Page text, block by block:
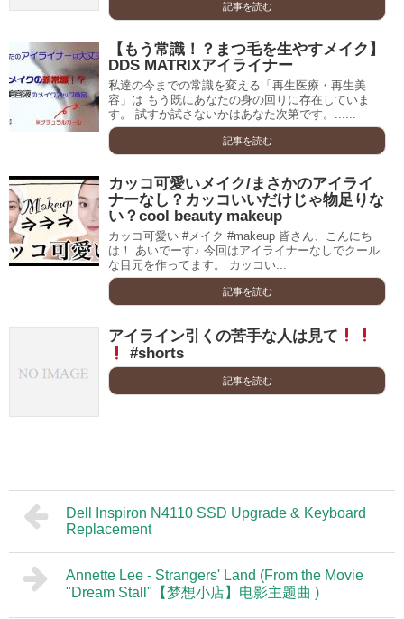
記事を読む
【もう常識！？まつ毛を生やすメイク】
DDS MATRIXアイライナー
私達の今までの常識を変える「再生医療・再生美
容」は もう既にあなたの身の回りに存在していま
す。 試すか試さないかはあなた次第です。......
記事を読む
カッコ可愛いメイク/まさかのアイライ
ナーなし？カッコいいだけじゃ物足りな
い？cool beauty makeup
カッコ可愛い #メイク #makeup 皆さん、こんにち
は！ あいでーす♪ 今回はアイライナーなしでクール
な目元を作ってます。 カッコい...
記事を読む
アイライン引くの苦手な人は見て
#shorts
記事を読む
Dell Inspiron N4110 SSD Upgrade & Keyboard
Replacement
Annette Lee - Strangers' Land (From the Movie
"Dream Stall"【梦想小店】电影主题曲 )